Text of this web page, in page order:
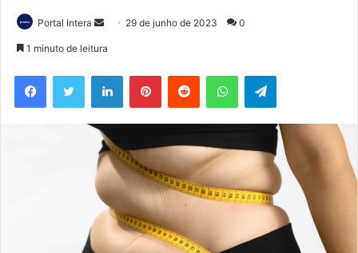
Portal Intera
Mande
mail
29 de junho de 2023 0
1 minuto de leitura
FacebookTwitter LinkedinPinterestReddit WhatsAppTelegram